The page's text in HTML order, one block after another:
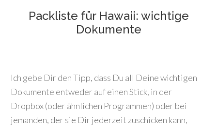
Packliste für Hawaii: wichtige
Dokumente
Ich gebe Dir den Tipp, dass Du all Deine wichtigen
Dokumente entweder auf einen Stick, in der
Dropbox (oder ähnlichen Programmen) oder bei
jemanden, der sie Dir jederzeit zuschicken kann,